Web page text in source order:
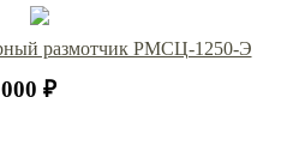
размотчик РМСЦ-1250-Э
₽